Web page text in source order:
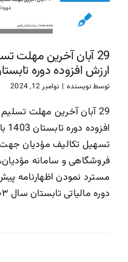
29 آبان آخرین مهلت
ارزش افزوده دوره تابستان
توسطنویسنده | نوامبر 12, 2024
29 آبان آخرین مهلت
تسهیل تکالیف مؤدیان جهت
فروشگاهی و سامانه
مسترد نمودن اظهارنامه
دوره مالیاتی تابستان سال ۱۴۰۳ [...]